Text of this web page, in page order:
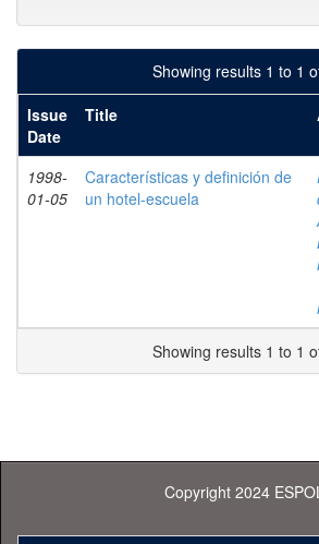
Showing results 1 to 1
Issue
Date
Title
1998-
01-05
Características y definición de
un hotel-escuela
Showing results 1 to 1
Copyright 2024